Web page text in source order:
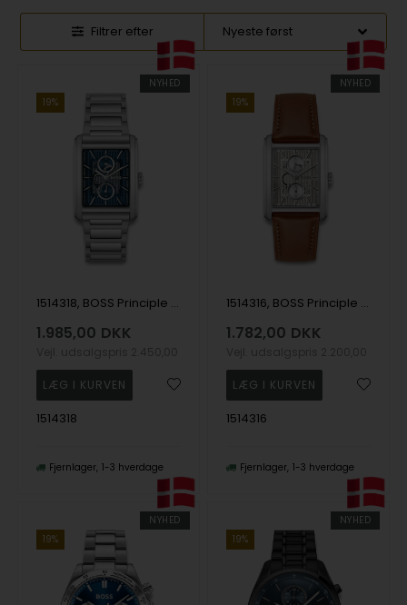
Filtrer efter
NYHED
19%
1514318, BOSS Principle Dress Multi Quartz Herre m/lænke
1.985,00 DKK
1514318
Fjernlager 1-3 hverdage
NYHED
19%
1514316, BOSS Principle Dress Multi Quartz Herre m/rem
1.782,00 DKK
1514316
Fjernlager 1-3 hverdage
NYHED
19%
NYHED
19%